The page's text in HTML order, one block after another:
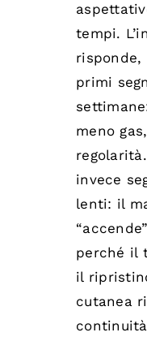
tempi.
risponde,
primi
meno
invece
lenti: il
perché il
il
cutanea